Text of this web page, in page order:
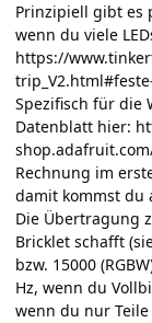
Prinzipiell gibt es
wenn du viele
https://
Spezifisch für die
Datenblatt hier:
Rechnung im
damit kommst du
Die Übertragung
Bricklet schafft
bzw. 15000
Hz, wenn du
wenn du nur